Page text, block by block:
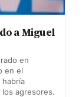
a Miguel
en
en el
habría
agresores.